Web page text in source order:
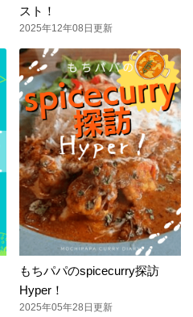
スト！
2025年12年08日更新
もちパパのspicecurry探訪
Hyper！
2025年05年28日更新